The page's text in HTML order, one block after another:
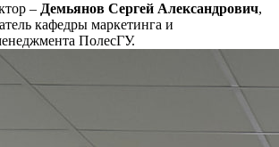
– Демьянов Сергей Александрович,
кафедры маркетинга и
ПолесГУ.